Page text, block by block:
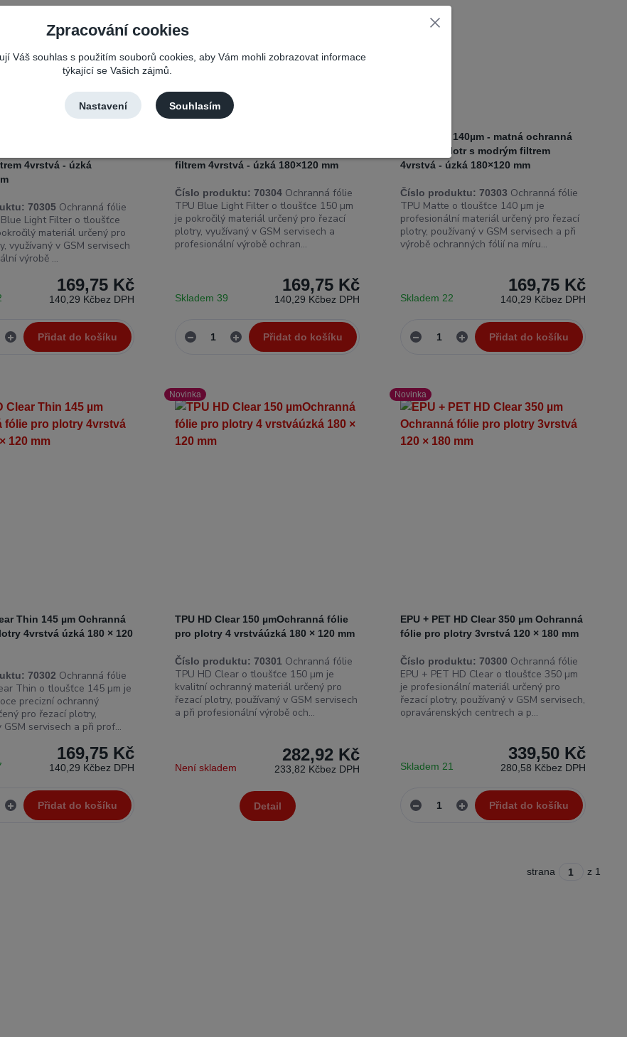
4vrstvá - úzká
70305 Ochranná fólie
Light Filter o tloušťce
materiál určený pro
využívaný v GSM servisech
výrobě ...
169,75 Kč
140,29 Kčbez DPH
Přidat do košíku
filtrem 4vrstvá - úzká 180×120 mm
Číslo produktu: 70304Ochranná fólie
TPU Blue Light Filter o tloušťce 150 µm
je pokročilý materiál určený pro řezací
plotry, využívaný v GSM servisech a
profesionální výrobě ochran...
169,75 Kč
140,29 Kčbez DPH
Skladem 39
Přidat do košíku
TPU Matte 140µm - matná ochranná
fólie pro plotr s modrým filtrem
4vrstvá - úzká 180×120 mm
Číslo produktu: 70303 Ochranná fólie
TPU Matte o tloušťce 140 µm je
profesionální materiál určený pro řezací
plotry, používaný v GSM servisech a při
výrobě ochranných fólií na míru...
169,75 Kč
140,29 Kčbez DPH
Skladem 22
Přidat do košíku
Thin 145 µm Ochranná
4vrstvá úzká 180 × 120
70302 Ochranná fólie
Thin o tloušťce 145 µm je
precizní ochranný
pro řezací plotry,
GSM servisech a při prof...
169,75 Kč
140,29 Kčbez DPH
Přidat do košíku
Novinka
TPU HD Clear 150 µmOchranná fólie
pro plotry 4 vrstváúzká 180 × 120 mm
Číslo produktu: 70301Ochranná fólie
TPU HD Clear o tloušťce 150 µm je
kvalitní ochranný materiál určený pro
řezací plotry, používaný v GSM servisech
a při profesionální výrobě och...
282,92 Kč
233,82 Kčbez DPH
Není skladem
Detail
Novinka
EPU + PET HD Clear 350 µm Ochranná
fólie pro plotry 3vrstvá 120 × 180 mm
Číslo produktu: 70300 Ochranná fólie
EPU + PET HD Clear o tloušťce 350 µm
je profesionální materiál určený pro
řezací plotry, používaný v GSM servisech,
opravárenských centrech a p...
339,50 Kč
280,58 Kčbez DPH
Skladem 21
Přidat do košíku
strana z 1
Zpracování cookies
Váš souhlas s použitím souborů cookies, aby Vám mohli zobrazovat informace
týkající se Vašich zájmů.
Nastavení Souhlasím